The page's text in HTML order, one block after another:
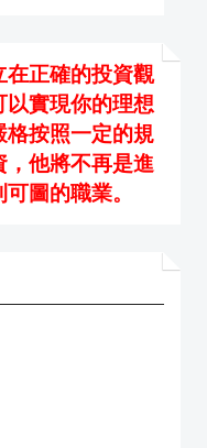
正確的投資觀
實現你的理想
按照一定的規
，他將不再是進
圖的職業。